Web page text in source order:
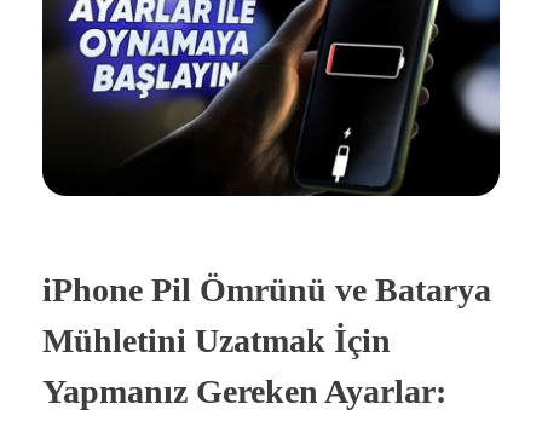
iPhone Pil Ömrünü ve Batarya
Mühletini Uzatmak İçin
Yapmanız Gereken Ayarlar: